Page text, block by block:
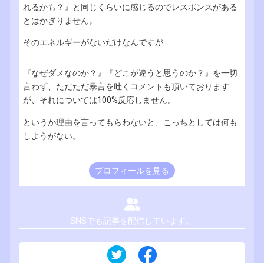
れるかも？』と同じくらいに感じるのでレスポンスがある
とはかぎりません。
そのエネルギーがないだけなんですが...
『なぜダメなのか？』『どこが違うと思うのか？』を一切
言わず、ただただ暴言を吐くコメントも頂いております
が、それについては100%反応しません。
というか理由を言ってもらわないと、こっちとしては何も
しようがない。
プロフィールを見る
SNSでも記事を配信しています。